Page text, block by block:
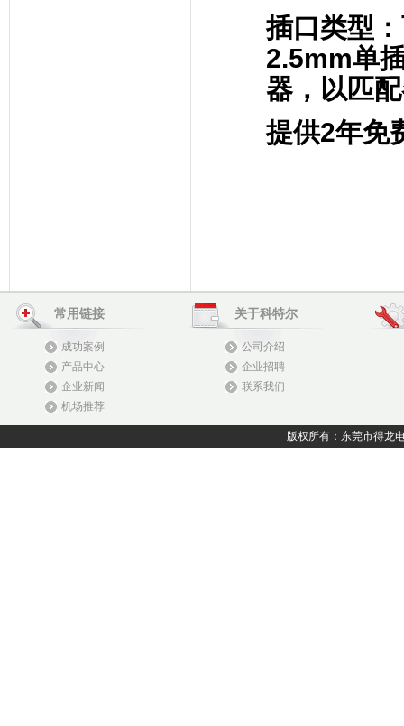
插口类型
2.5mm单
器，以匹
提供2年免
常用链接
成功案例
产品中心
企业新闻
机场推荐
关于科特尔
公司介绍
企业招聘
联系我们
版权所有：东莞市得龙